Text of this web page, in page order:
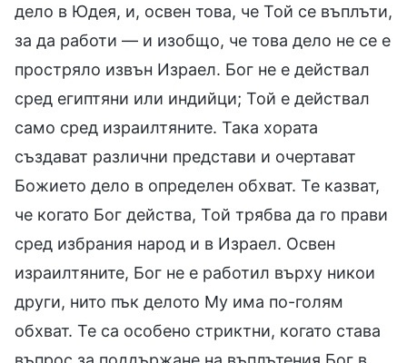
дело в Юдея, и, освен това, че Той се въплъти,
за да работи — и изобщо, че това дело не се е
простряло извън Израел. Бог не е действал
сред египтяни или индийци; Той е действал
само сред израилтяните. Така хората
създават различни представи и очертават
Божието дело в определен обхват. Те казват,
че когато Бог действа, Той трябва да го прави
сред избрания народ и в Израел. Освен
израилтяните, Бог не е работил върху никои
други, нито пък делото Му има по-голям
обхват. Те са особено стриктни, когато става